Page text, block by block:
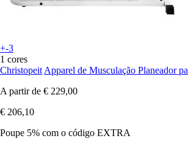
+-3
1 cores
Christopeit Apparel de Musculação Planeador
A partir de € 229,00
€ 206,10
Poupe 5% com o código EXTRA